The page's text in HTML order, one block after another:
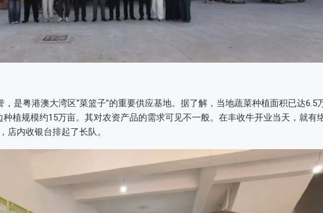
，是粤港澳大湾区“菜篮子”的重要供应基地。据了解，当地蔬菜种植面积已达6.5
植规模约15万亩。其对农资产品的需求可见不一般。在丰收牛开业当天，就有
店内收银台排起了长队。